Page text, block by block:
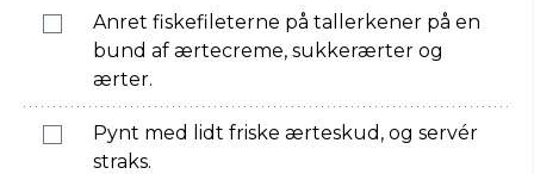
Anret fiskefileterne på tallerkener på en
bund af ærtecreme, sukkerærter og
ærter.
Pynt med lidt friske ærteskud, og servér
straks.